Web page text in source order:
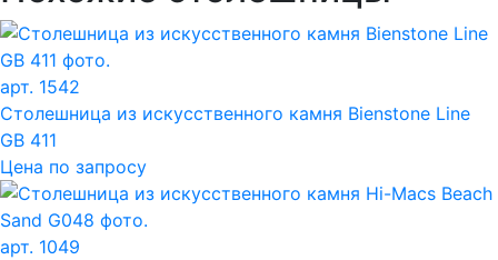
арт. 1542
Столешница из искусственного камня Bienstone Line
GB 411
Цена по запросу
арт. 1049